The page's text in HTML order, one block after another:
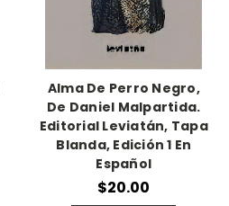
Alma De Perro Negro,
De Daniel Malpartida.
Editorial Leviatán, Tapa
Blanda, Edición 1 En
Español
$20.00